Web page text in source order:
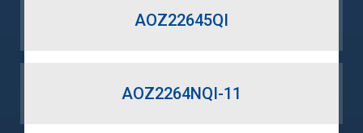
AOZ22645QI
AOZ2264NQI-11